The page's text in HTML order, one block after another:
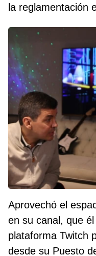
la reglamentación
Aprovechó el
en su canal, que
plataforma Twitch
desde su Puesto